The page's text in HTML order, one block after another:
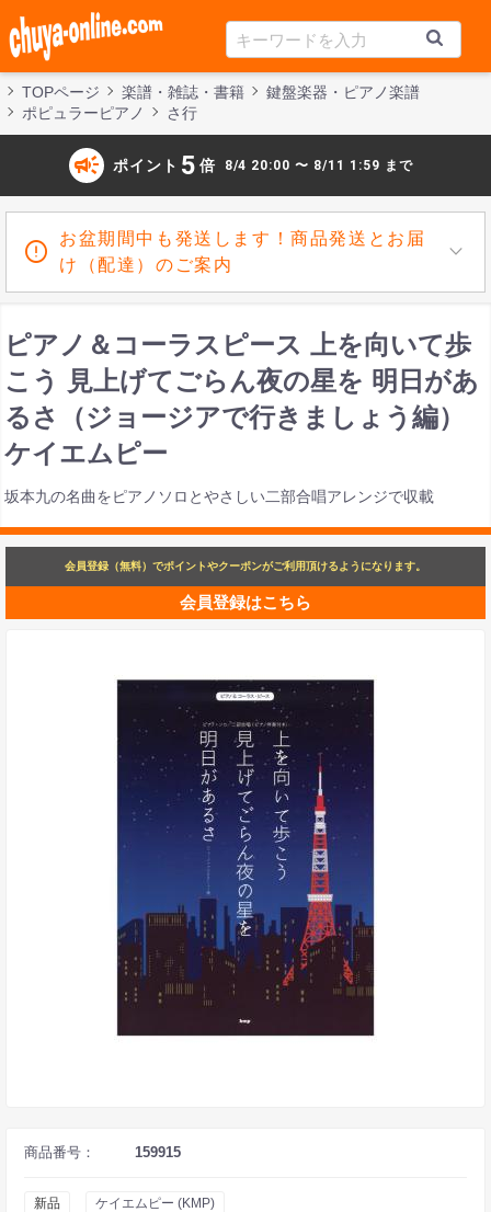
TOPページ 楽譜・雑誌・書籍
鍵盤楽器・ピアノ楽譜
ポピュラーピアノ
さ行
campaign ポイント 5 倍 8/4 20:00 〜 8/11 1:59 まで
お盆期間中も発送します！商品発送とお届
け（配達）のご案内
ピアノ＆コーラスピース 上を向いて歩
こう 見上げてごらん夜の星を 明日があ
るさ（ジョージアで行きましょう編）
ケイエムピー
坂本九の名曲をピアノソロとやさしい二部合唱アレンジで収載
会員登録（無料）でポイントやクーポンがご利用頂けるようになります。
会員登録はこちら
商品番号： 159915
新品 ケイエムピー (KMP)